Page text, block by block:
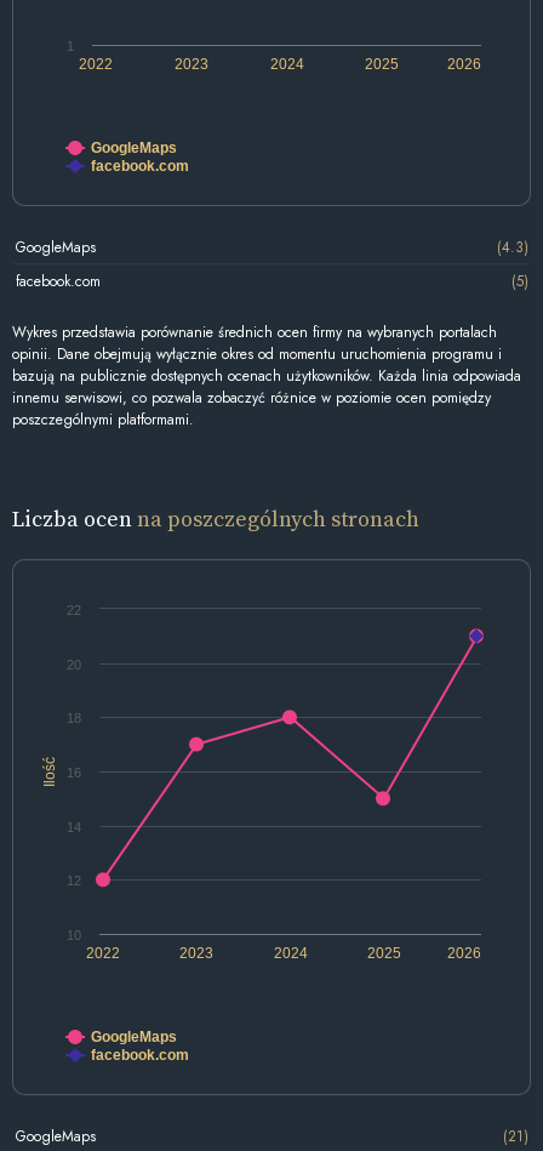
2022 2024 2026
2023 2025
1
GoogleMaps
facebook.com
GoogleMaps
(4.3)
facebook.com
(5)
Wykres przedstawia porównanie średnich ocen firmy na wybranych portalach
opinii. Dane obejmują wyłącznie okres od momentu uruchomienia programu i
bazują na publicznie dostępnych ocenach użytkowników. Każda linia odpowiada
innemu serwisowi, co pozwala zobaczyć różnice w poziomie ocen pomiędzy
poszczególnymi platformami.
Liczba ocenna poszczególnych stronach
Ilość
2022 2024 2026
2023 2025
10
12
14
16
18
20
22
GoogleMaps
facebook.com
GoogleMaps
(21)